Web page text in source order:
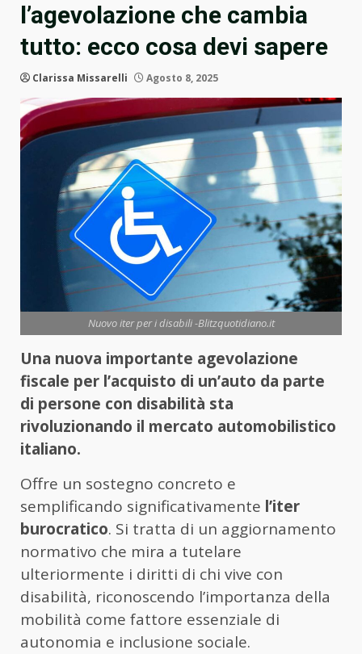
l’agevolazione che cambia
tutto: ecco cosa devi sapere
Clarissa Missarelli Agosto 8, 2025
Nuovo iter per i disabili -Blitzquotidiano.it
Una nuova importante agevolazione
fiscale per l’acquisto di un’auto da parte
di persone con disabilità sta
rivoluzionando il mercato automobilistico
italiano.
Offre un sostegno concreto e
semplificando significativamente l’iter
burocratico. Si tratta di un aggiornamento
normativo che mira a tutelare
ulteriormente i diritti di chi vive con
disabilità, riconoscendo l’importanza della
mobilità come fattore essenziale di
autonomia e inclusione sociale.